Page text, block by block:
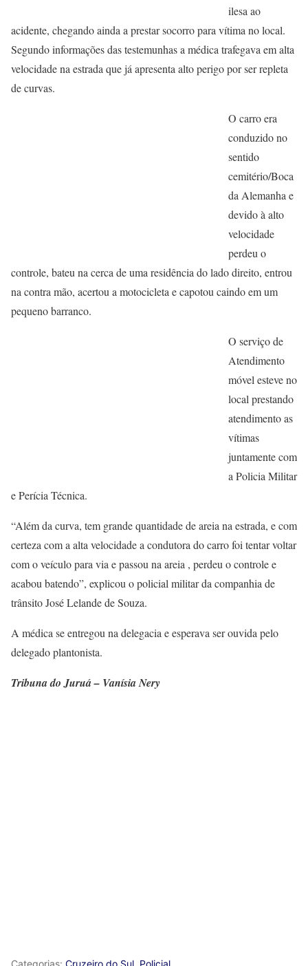
ilesa ao
acidente, chegando ainda a prestar socorro para vítima no local.
Segundo informações das testemunhas a médica trafegava em alta
velocidade na estrada que já apresenta alto perigo por ser repleta
de curvas.
O carro era
conduzido no
sentido
cemitério/Boca
da Alemanha e
devido à alto
velocidade
perdeu o
controle, bateu na cerca de uma residência do lado direito, entrou
na contra mão, acertou a motocicleta e capotou caindo em um
pequeno barranco.
O serviço de
Atendimento
móvel esteve no
local prestando
atendimento as
vítimas
juntamente com
a Policia Militar
e Perícia Técnica.
“Além da curva, tem grande quantidade de areia na estrada, e com
certeza com a alta velocidade a condutora do carro foi tentar voltar
com o veículo para via e passou na areia , perdeu o controle e
acabou batendo”, explicou o policial militar da companhia de
trânsito José Lelande de Souza.
A médica se entregou na delegacia e esperava ser ouvida pelo
delegado plantonista.
Tribuna do Juruá – Vanísia Nery